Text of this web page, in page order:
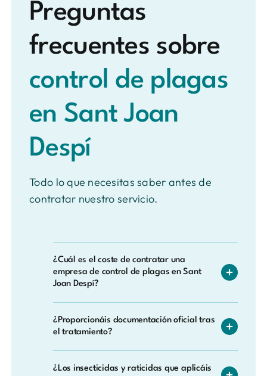
Preguntas
frecuentes sobre
control de plagas
en Sant Joan
Despí
Todo lo que necesitas saber antes de
contratar nuestro servicio.
¿Cuál es el coste de contratar una
empresa de control de plagas en Sant
Joan Despí?
diferente. En Sant Joan Despí adaptamos el
características del inmueble. Consúltanos sin
compromiso.
¿Proporcionáis documentación oficial tras
el tratamiento?
un certificado de tratamiento con todos los
¿Los insecticidas y raticidas que aplicáis